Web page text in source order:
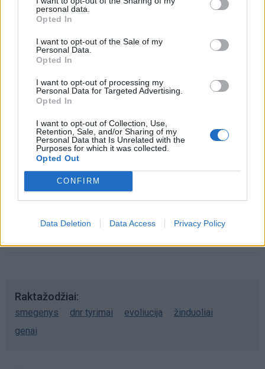
personal data.
Opted In
I want to opt-out of the Sale of my
Personal Data.
Opted In
I want to opt-out of processing my
Personal Data for Targeted Advertising.
Opted In
I want to opt-out of Collection, Use,
Retention, Sale, and/or Sharing of my
Personal Data that Is Unrelated with the
Purposes for which it was collected.
Opted Out
CONFIRM
Data Deletion Data Access Privacy Policy
Šiuo metu skaitomiausi
Pelių ir žiurkių baubas: kas
graužikus gąsdina labiau nei
Taro kortų horoskopas rugpjūčio 7
dienai: Vandeniams – pasirinkimas,
Kraupi avarija prie Vilniaus atėmė
mergaite, jos mama ir močiute
Raktažodžiai
smegenys dnr tyrimai evoliucija
žinduoliai
genai